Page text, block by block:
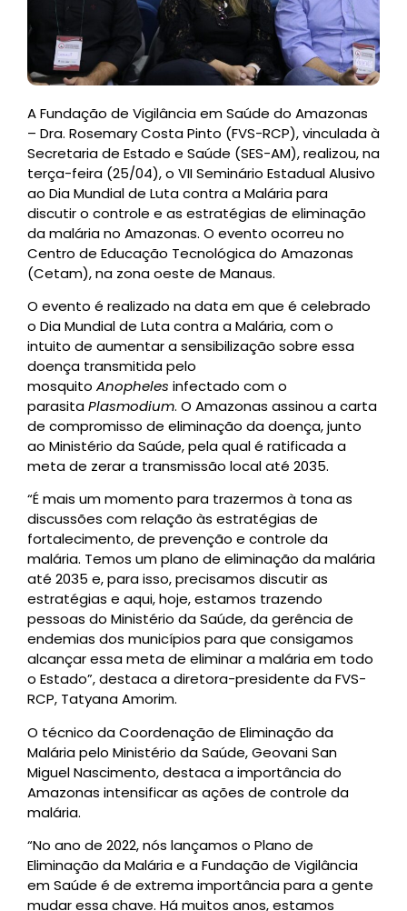
A Fundação de Vigilância em Saúde do Amazonas
– Dra. Rosemary Costa Pinto (FVS-RCP), vinculada à
Secretaria de Estado e Saúde (SES-AM), realizou, na
terça-feira (25/04), o VII Seminário Estadual Alusivo
ao Dia Mundial de Luta contra a Malária para
discutir o controle e as estratégias de eliminação
da malária no Amazonas. O evento ocorreu no
Centro de Educação Tecnológica do Amazonas
(Cetam), na zona oeste de Manaus.
O evento é realizado na data em que é celebrado
o Dia Mundial de Luta contra a Malária, com o
intuito de aumentar a sensibilização sobre essa
doença transmitida pelo
mosquito Anopheles infectado com o
parasitaPlasmodium. O Amazonas assinou a carta
de compromisso de eliminação da doença, junto
ao Ministério da Saúde, pela qual é ratificada a
meta de zerar a transmissão local até 2035.
“É mais um momento para trazermos à tona as
discussões com relação às estratégias de
fortalecimento, de prevenção e controle da
malária. Temos um plano de eliminação da malária
até 2035 e, para isso, precisamos discutir as
estratégias e aqui, hoje, estamos trazendo
pessoas do Ministério da Saúde, da gerência de
endemias dos municípios para que consigamos
alcançar essa meta de eliminar a malária em todo
o Estado”, destaca a diretora-presidente da FVS-
RCP, Tatyana Amorim.
O técnico da Coordenação de Eliminação da
Malária pelo Ministério da Saúde, Geovani San
Miguel Nascimento, destaca a importância do
Amazonas intensificar as ações de controle da
malária.
“No ano de 2022, nós lançamos o Plano de
Eliminação da Malária e a Fundação de Vigilância
em Saúde é de extrema importância para a gente
mudar essa chave. Há muitos anos, estamos